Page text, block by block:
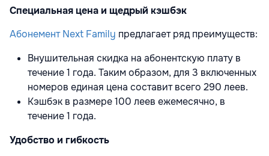
Специальная цена и щедрый кэшбэк
Абонемент Next Family предлагает ряд преимуществ:
Внушительная скидка на абонентскую плату в
течение 1 года. Таким образом, для 3 включенных
номеров единая цена составит всего 290 леев.
Кэшбэк в размере 100 леев ежемесячно, в
течение 1 года.
Удобство и гибкость